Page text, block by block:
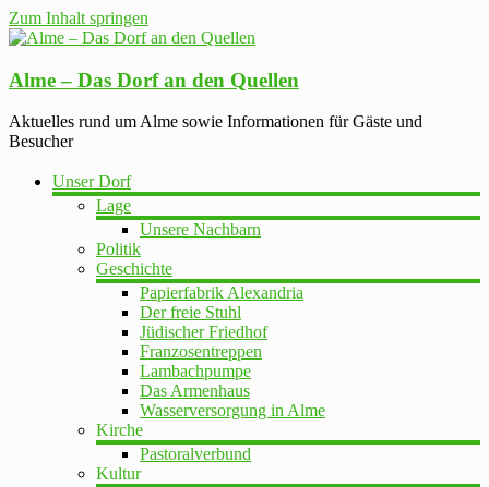
Zum Inhalt springen
Alme – Das Dorf an den Quellen
Aktuelles rund um Alme sowie Informationen für Gäste und
Besucher
Unser Dorf
Lage
Unsere Nachbarn
Politik
Geschichte
Papierfabrik Alexandria
Der freie Stuhl
Jüdischer Friedhof
Franzosentreppen
Lambachpumpe
Das Armenhaus
Wasserversorgung in Alme
Kirche
Pastoralverbund
Kultur